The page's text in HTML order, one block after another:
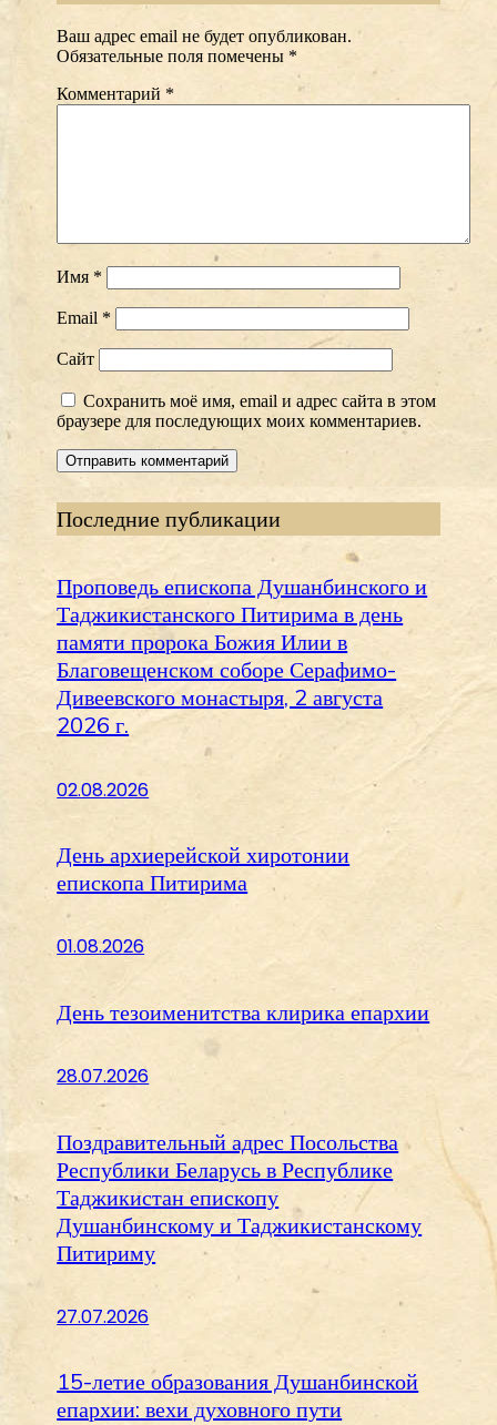
Ваш адрес email не будет опубликован.
Обязательные поля помечены *
Комментарий *
Имя *
Email *
Сайт
Сохранить моё имя, email и адрес сайта в этом
браузере для последующих моих комментариев.
Последние публикации
Проповедь епископа Душанбинского и
Таджикистанского Питирима в день
памяти пророка Божия Илии в
Благовещенском соборе Серафимо-
Дивеевского монастыря, 2 августа
2026 г.
02.08.2026
День архиерейской хиротонии
епископа Питирима
01.08.2026
День тезоименитства клирика епархии
28.07.2026
Поздравительный адрес Посольства
Республики Беларусь в Республике
Таджикистан епископу
Душанбинскому и Таджикистанскому
Питириму
27.07.2026
15-летие образования Душанбинской
епархии: вехи духовного пути